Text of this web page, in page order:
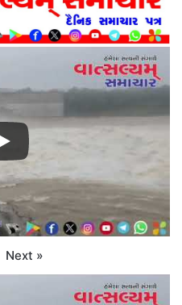
Next »